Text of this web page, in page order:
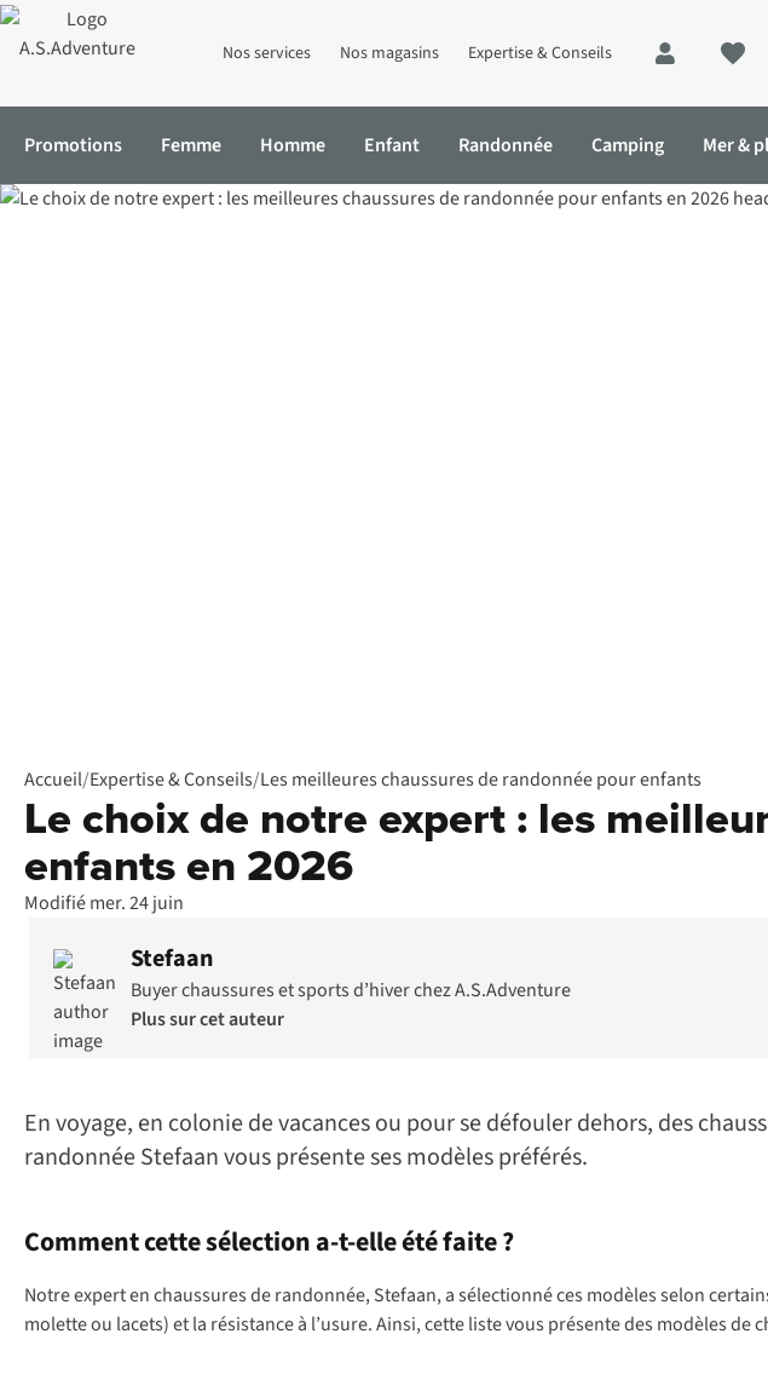
Nos services Nos magasins Expertise & Conseils
Promotions Femme Homme Enfant Randonnée Camping Mer &
Accueil/Expertise & Conseils/Les meilleures chaussures de randonnée pour enfants
Le choix de notre expert : les
enfants en 2026
Modifié mer. 24 juin
Stefaan
Buyer chaussures et sports d’hiver chez A.S.Adventure
Plus sur cet auteur
En voyage, en colonie de vacances ou pour se défouler dehors, des
randonnée Stefaan vous présente ses modèles préférés.
Comment cette sélection a-t-elle été faite ?
Notre expert en chaussures de randonnée, Stefaan, a sélectionné ces modèles selon
molette ou lacets) et la résistance à l’usure. Ainsi, cette liste vous présente des modèles